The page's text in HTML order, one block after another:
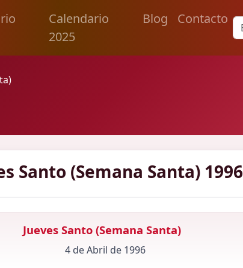
Calendario
2025
Blog Contacto
Santo (Semana Santa) 1996
Jueves Santo (Semana Santa)
4 de Abril de 1996